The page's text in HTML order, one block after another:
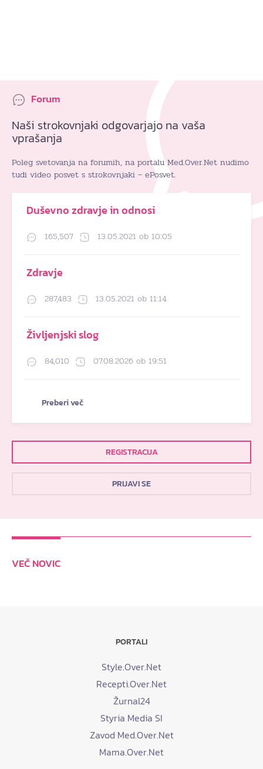
Forum
Naši strokovnjaki odgovarjajo na vaša
vprašanja
Poleg svetovanja na forumih, na portalu Med.Over.Net nudimo
tudi video posvet s strokovnjaki – ePosvet.
Duševno zdravje in odnosi
165,507 13.05.2021 ob 10:05
Zdravje
287,483 13.05.2021 ob 11:14
Življenjski slog
84,010 07.08.2026 ob 19:51
Preberi več
REGISTRACIJA
PRIJAVI SE
VEČ NOVIC
PORTALI
Style.Over.Net
Recepti.Over.Net
Žurnal24
Styria Media SI
Zavod Med.Over.Net
Mama.Over.Net